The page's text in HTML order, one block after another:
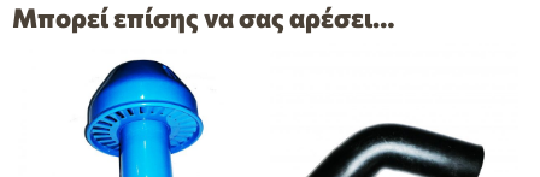
Μπορεί επίσης να σας αρέσει…